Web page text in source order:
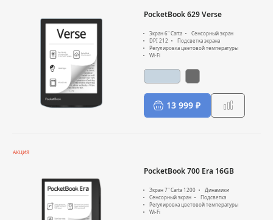
PocketBook 629 Verse
Экран 6" Carta
Сенсорный экран
DPI 212
Подсветка экрана
Регулировка цветовой температуры
Wi-Fi
13 999 ₽
АКЦИЯ
PocketBook 700 Era 16GB
Экран 7" Carta 1200
Динамики
Сенсорный экран
Подсветка
Регулировка цветовой температуры
Wi-Fi